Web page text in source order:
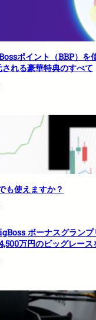
ポイント（BBP）を
れる豪華特典のすべて
も使えますか？
ボーナスグラン
万円のビッグレース